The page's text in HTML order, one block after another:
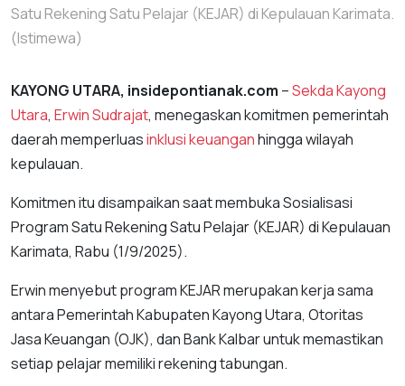
Satu Rekening Satu Pelajar (KEJAR) di Kepulauan Karimata.
(Istimewa)
KAYONG UTARA, insidepontianak.com –Sekda Kayong
Utara, Erwin Sudrajat, menegaskan komitmen pemerintah
daerah memperluasinklusi keuanganhingga wilayah
kepulauan.
Komitmen itu disampaikan saat membuka Sosialisasi
Program Satu Rekening Satu Pelajar (KEJAR) di Kepulauan
Karimata, Rabu (1/9/2025).
Erwin menyebut program KEJAR merupakan kerja sama
antara Pemerintah Kabupaten Kayong Utara, Otoritas
Jasa Keuangan (OJK), dan Bank Kalbar untuk memastikan
setiap pelajar memiliki rekening tabungan.